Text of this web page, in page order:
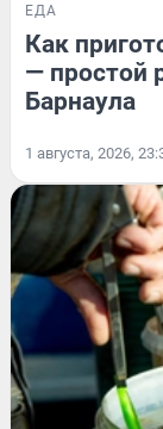
ЕДА
Как
— простой
Барнаула
1 августа, 2026,